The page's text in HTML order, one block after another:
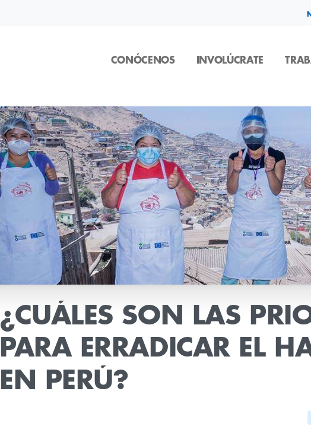
CONÓCENOS INVOLÚCRATE
¿CUÁLES SON LAS
PARA ERRADICAR EL
EN
PERÚ?